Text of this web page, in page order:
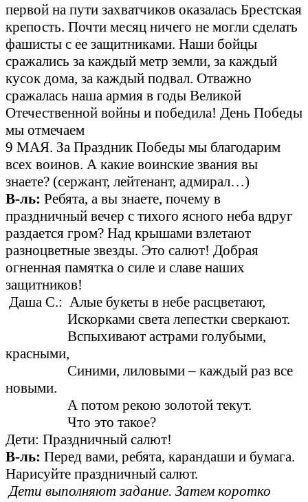
первой на пути захватчиков оказалась Брестская
крепость. Почти месяц ничего не могли сделать
фашисты с ее защитниками. Наши бойцы
сражались за каждый метр земли, за каждый
кусок дома, за каждый подвал. Отважно
сражалась наша армия в годы Великой
Отечественной войны и победила! День Победы
мы отмечаем
9 МАЯ. За Праздник Победы мы благодарим
всех воинов. А какие воинские звания вы
знаете? (сержант, лейтенант, адмирал…)
В-ль: Ребята, а вы знаете, почему в
праздничный вечер с тихого ясного неба вдруг
раздается гром? Над крышами взлетают
разноцветные звезды. Это салют! Добрая
огненная памятка о силе и славе наших
защитников!
Даша С.: Алые букеты в небе расцветают,
Искорками света лепестки сверкают.
Вспыхивают астрами голубыми,
красными,
Синими, лиловыми – каждый раз все
новыми.
А потом рекою золотой текут.
Что это такое?
Дети: Праздничный салют!
В-ль: Перед вами, ребята, карандаши и бумага.
Нарисуйте праздничный салют.
Дети выполняют задание. Затем коротко